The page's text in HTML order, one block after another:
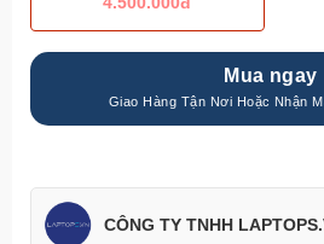
Mua ngay
CÔNG TY TNHH